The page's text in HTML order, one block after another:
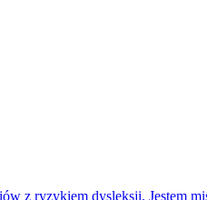
z ryzykiem dysleksji. Jestem